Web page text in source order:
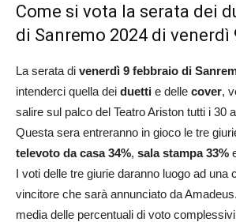
Come si vota la serata dei
di Sanremo 2024 di venerdì
La serata di venerdì 9 febbraio di
intenderci quella dei duetti e delle cover,
salire sul palco del Teatro Ariston tutti i 30
Questa sera entreranno in gioco le tre
televoto da casa 34%, sala stampa 33%
I voti delle tre giurie daranno luogo ad una
vincitore che sarà annunciato da
media delle percentuali di voto